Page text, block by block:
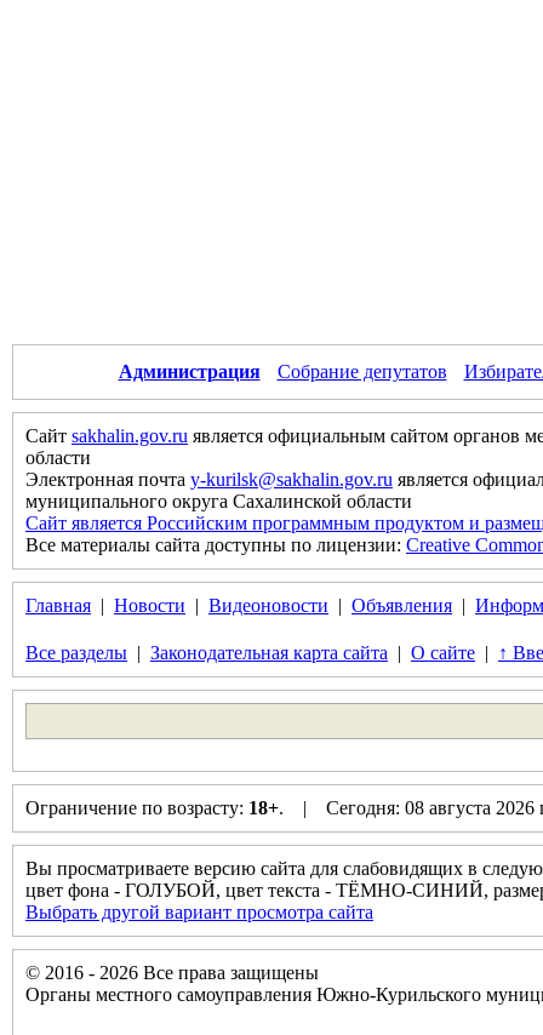
Администрация Собрание депутатов
Сайт sakhalin.gov.ru является официальным сайтом органов
области
Электронная почта y-kurilsk@sakhalin.gov.ru является
муниципального округа Сахалинской области
Сайт является Российским программным продуктом и
Все материалы сайта доступны по лицензии: Creative
Главная | Новости | Видеоновости | Объявления |
Все разделы | Законодательная карта сайта | О сайте | ↑
Ограничение по возрасту: 18+. | Сегодня: 08 августа
Вы просматриваете версию сайта для слабовидящих в
цвет фона - ГОЛУБОЙ, цвет текста - ТЁМНО-СИНИЙ,
Выбрать другой вариант просмотра сайта
© 2016 - 2026 Все права защищены
Органы местного самоуправления Южно-Курильского